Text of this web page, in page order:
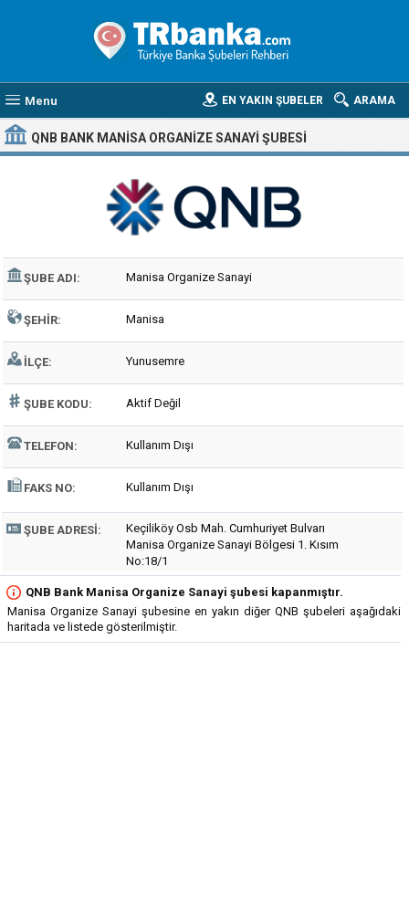
Menu ARAMA
EN YAKIN ŞUBELER
QNB BANK MANISA ORGANIZE SANAYI ŞUBESI
ŞUBE ADI: Manisa Organize Sanayi
ŞEHIR: Manisa
İLÇE: Yunusemre
ŞUBE KODU: Aktif Değil
TELEFON: Kullanım Dışı
FAKS NO: Kullanım Dışı
ŞUBE ADRESI:
Keçiliköy Osb Mah. Cumhuriyet Bulvarı
Manisa Organize Sanayi Bölgesi 1. Kısım
No:18/1
QNB Bank Manisa Organize Sanayi şubesi kapanmıştır.
Manisa Organize Sanayi şubesine en yakın diğer QNB şubeleri aşağıdaki
haritada ve listede gösterilmiştir.